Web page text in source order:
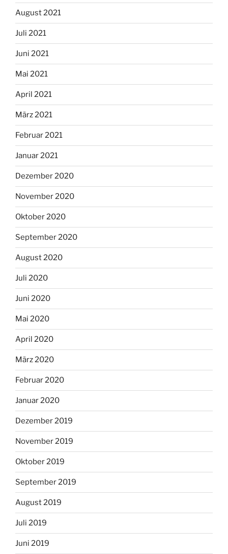
August 2021
Juli 2021
Juni 2021
Mai 2021
April 2021
März 2021
Februar 2021
Januar 2021
Dezember 2020
November 2020
Oktober 2020
September 2020
August 2020
Juli 2020
Juni 2020
Mai 2020
April 2020
März 2020
Februar 2020
Januar 2020
Dezember 2019
November 2019
Oktober 2019
September 2019
August 2019
Juli 2019
Juni 2019